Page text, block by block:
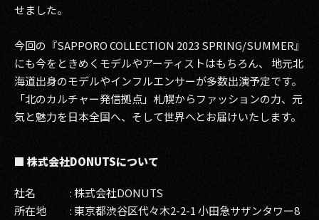
せました。
今回の『SAPPORO COLLECTION 2023 SPRING/SUMMER』
にも今をときめくモデルやアーティストはもちろん、 地元北
海道出身のモデルやインフルエンサーが多数出演予定です。
「北のカルチャー発信拠点」札幌からファッションの力、元
気と魅力を日本全国へ、そして世界へとお届けいたします。
■ 株式会社DONUTSについて
社名 : 株式会社DONUTS
所在地 : 東京都渋谷区代々木2-2-1 小田急サザンタワー8